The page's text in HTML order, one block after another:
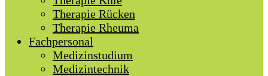
Therapie Rücken
Therapie Rheuma
Fachpersonal
Medizinstudium
Medizintechnik